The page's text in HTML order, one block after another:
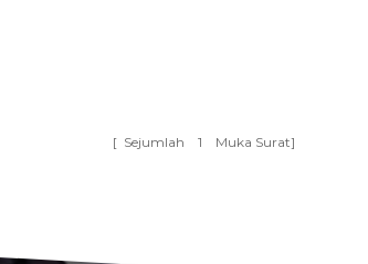
[ Sejumlah 1 Muka Surat]